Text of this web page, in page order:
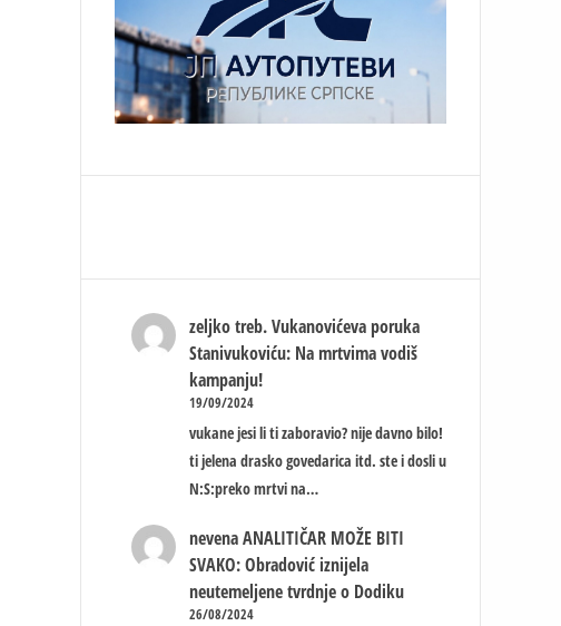
zeljko treb. Vukanovićeva poruka
Stanivukoviću: Na mrtvima vodiš
kampanju!
19/09/2024
vukane jesi li ti zaboravio? nije davno bilo!
ti jelena drasko govedarica itd. ste i dosli u
N:S:preko mrtvi na…
nevena ANALITIČAR MOŽE BITI
SVAKO: Obradović iznijela
neutemeljene tvrdnje o Dodiku
26/08/2024